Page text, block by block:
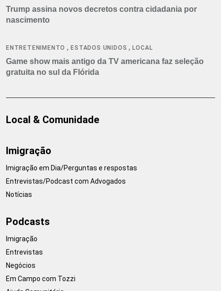
Trump assina novos decretos contra cidadania por
nascimento
ENTRETENIMENTO ,ESTADOS UNIDOS ,LOCAL
Game show mais antigo da TV americana faz seleção
gratuita no sul da Flórida
Local & Comunidade
Imigração
Imigração em Dia/Perguntas e respostas
Entrevistas/Podcast com Advogados
Notícias
Podcasts
Imigração
Entrevistas
Negócios
Em Campo com Tozzi